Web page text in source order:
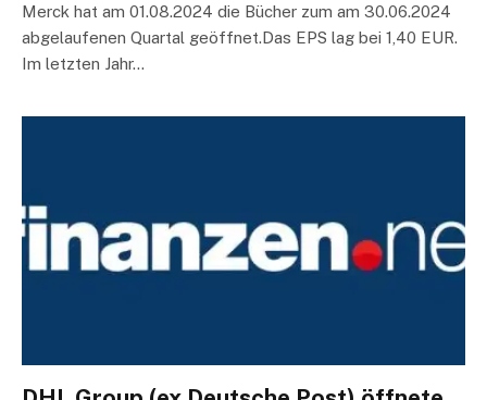
Merck hat am 01.08.2024 die Bücher zum am 30.06.2024
abgelaufenen Quartal geöffnet.Das EPS lag bei 1,40 EUR.
Im letzten Jahr…